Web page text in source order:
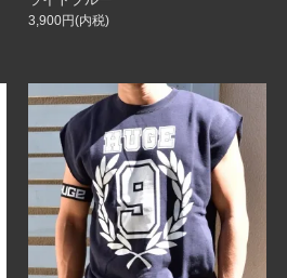
3,900円(内税)